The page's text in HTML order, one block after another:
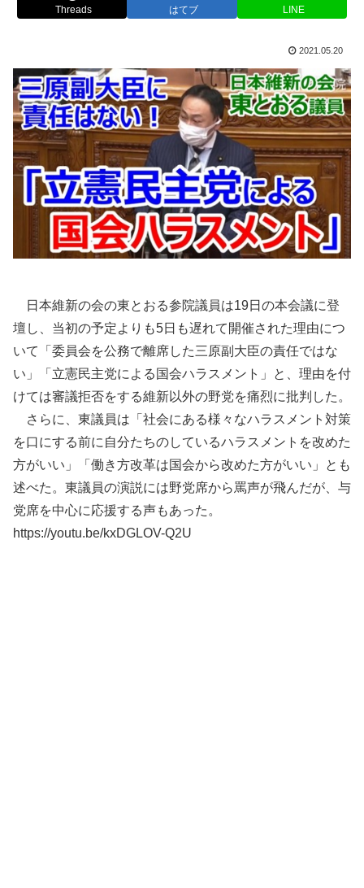
Threads はてブ LINE
2021.05.20
日本維新の会の東とおる参院議員は19日の本会議に登
壇し、当初の予定よりも5日も遅れて開催された理由につ
いて「委員会を公務で離席した三原副大臣の責任ではな
い」「立憲民主党による国会ハラスメント」と、理由を付
けては審議拒否をする維新以外の野党を痛烈に批判した。
さらに、東議員は「社会にある様々なハラスメント対策
を口にする前に自分たちのしているハラスメントを改めた
方がいい」「働き方改革は国会から改めた方がいい」とも
述べた。東議員の演説には野党席から罵声が飛んだが、与
党席を中心に応援する声もあった。
https://youtu.be/kxDGLOV-Q2U